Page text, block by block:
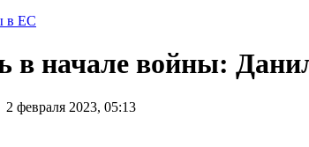
в ЕС
в начале войны:
2 февраля 2023, 05:13